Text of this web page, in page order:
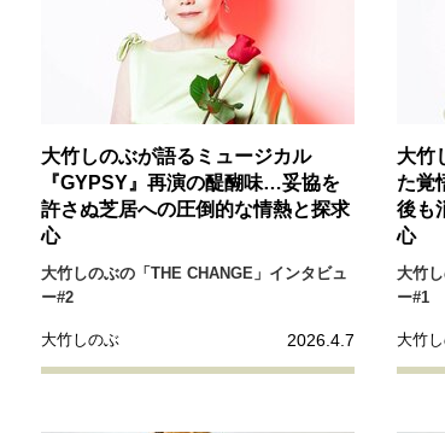
大竹しのぶが語るミュージカル
『GYPSY』再演の醍醐味…妥協を
許さぬ芝居への圧倒的な情熱と探求
心
大竹しのぶの「THE CHANGE」インタビュ
ー#2
大竹しのぶ 2026.4.7
大竹
た覚
後も
心
大竹
ー#1
大竹